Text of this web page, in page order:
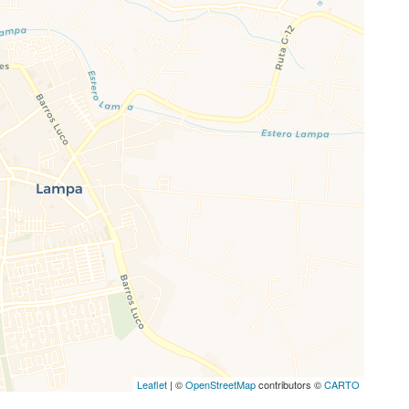
Leaflet | ©OpenStreetMapcontributors ©CARTO